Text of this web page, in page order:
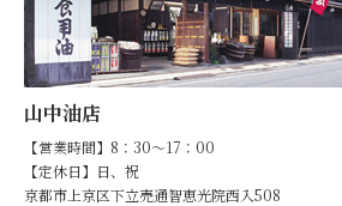
山中油店
【営業時間】8：30～17：00
【定休日】日、祝
京都市上京区下立売通智恵光院西入508